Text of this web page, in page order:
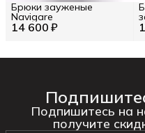
14 600 ₽
Брюки зауженые
Navigare
Подпишитесь на
получите